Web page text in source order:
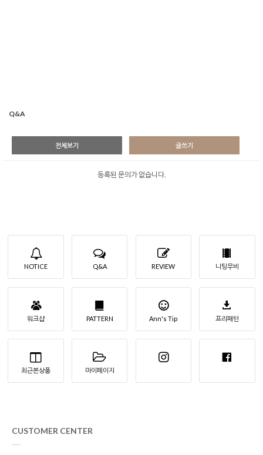
Q&A
전체보기 글쓰기
등록된 문의가 없습니다.
NOTICE Q&A REVIEW 니팅무비
워크샵 PATTERN Ann's Tip 프리패턴
최근본상품 마이페이지
CUSTOMER CENTER